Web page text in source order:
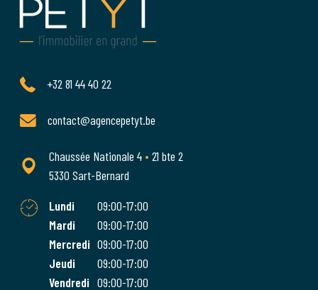
+32 81 44 40 22
contact@agencepetyt.be
Chaussée Nationale 4 • 21 bte 2
5330 Sart-Bernard
Lundi
09:00-17:00
Mardi
09:00-17:00
Mercredi 09:00-17:00
Jeudi
09:00-17:00
Vendredi 09:00-17:00